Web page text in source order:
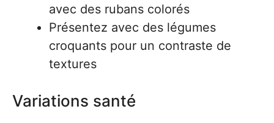
avec des rubans colorés
Présentez avec des légumes
croquants pour un contraste de
textures
Variations santé